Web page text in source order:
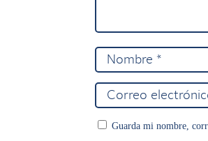
Guarda mi nombre,